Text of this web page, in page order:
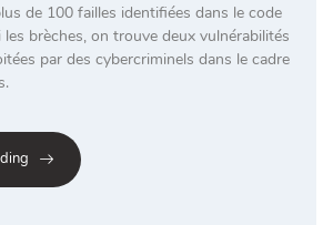
de 100 failles identifiées dans le code
les brèches, on trouve deux vulnérabilités
par des cybercriminels dans le cadre